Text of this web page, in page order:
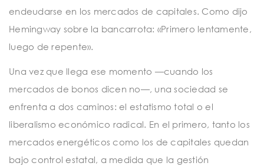
endeudarse en los mercados de capitales. Como dijo
Hemingway sobre la bancarrota: «Primero lentamente,
luego de repente».
Una vez que llega ese momento —cuando los
mercados de bonos dicen no—, una sociedad se
enfrenta a dos caminos: el estatismo total o el
liberalismo económico radical. En el primero, tanto los
mercados energéticos como los de capitales quedan
bajo control estatal, a medida que la gestión